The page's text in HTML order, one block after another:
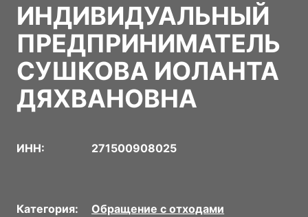
ИНДИВИДУАЛЬНЫЙ
ПРЕДПРИНИМАТЕЛЬ
СУШКОВА ИОЛАНТА
ДЯХВАНОВНА
ИНН: 271500908025
Категория:
Обращение с отходами